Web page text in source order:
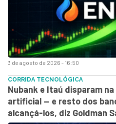
3 de agosto de 2026 - 16:50
CORRIDA TECNOLÓGICA
Nubank e Itaú disparam
artificial — e resto dos
alcançá-los, diz Goldman